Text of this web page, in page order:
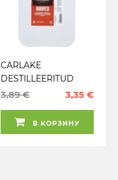
CARLAKE
DESTILLEERITUD
VESI (AKUVESI) 5L
3,89 € 3,35 €
В КОРЗИНУ